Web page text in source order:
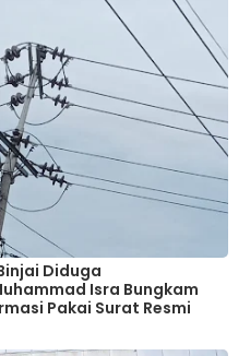
Diduga
Isra Bungkam
Pakai Surat Resmi